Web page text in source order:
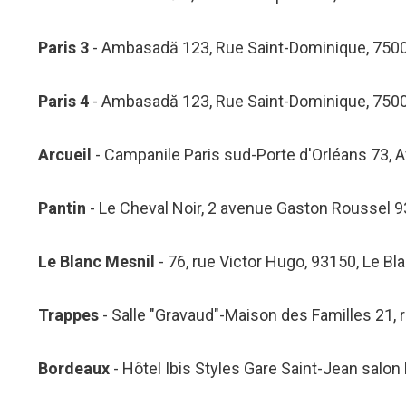
Paris 3 - Ambasadă 123, Rue Saint-Dominique,
Paris 4 - Ambasadă 123, Rue Saint-Dominique,
Arcueil - Campanile Paris sud-Porte d'Orléans 73,
Pantin - Le Cheval Noir, 2 avenue Gaston Roussel
Le Blanc Mesnil - 76, rue Victor Hugo, 93150, Le
Trappes - Salle "Gravaud"-Maison des Familles
Bordeaux - Hôtel Ibis Styles Gare Saint-Jean